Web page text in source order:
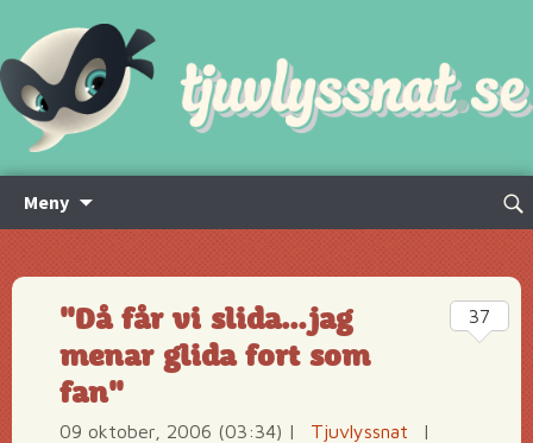
Meny
innehåll
Sök
"Då får vi slida…jag
menar glida fort som
fan"
09 oktober, 2006 (03:34) | Tjuvlyssnat
|
37